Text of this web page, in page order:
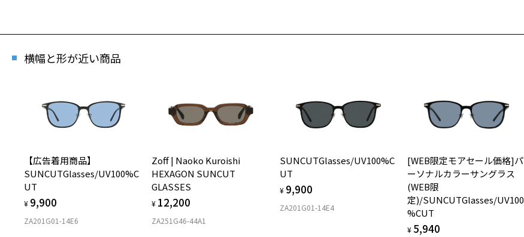
横幅と形が近い商品
【広告着用商品】
SUNCUTGlasses/UV100%C
UT
¥ 9,900
ZA201G01-14E6
Zoff | Naoko Kuroishi
HEXAGON SUNCUT
GLASSES
¥ 12,200
ZA251G46-44A1
SUNCUTGlasses/UV100%C
UT
¥ 9,900
ZA201G01-14E4
[WEB限定モアセール価格]パ
ーソナルカラーサングラス
(WEB限
定)/SUNCUTGlasses/UV100
%CUT
¥ 5,940